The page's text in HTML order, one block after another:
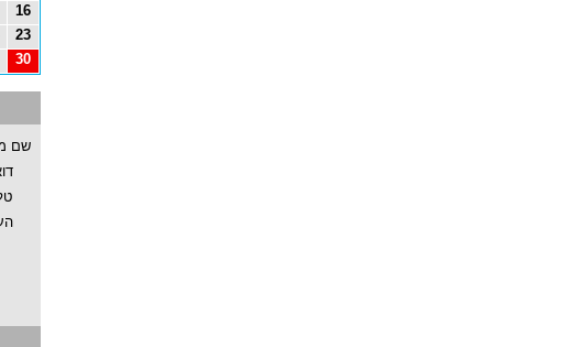
16
23
30